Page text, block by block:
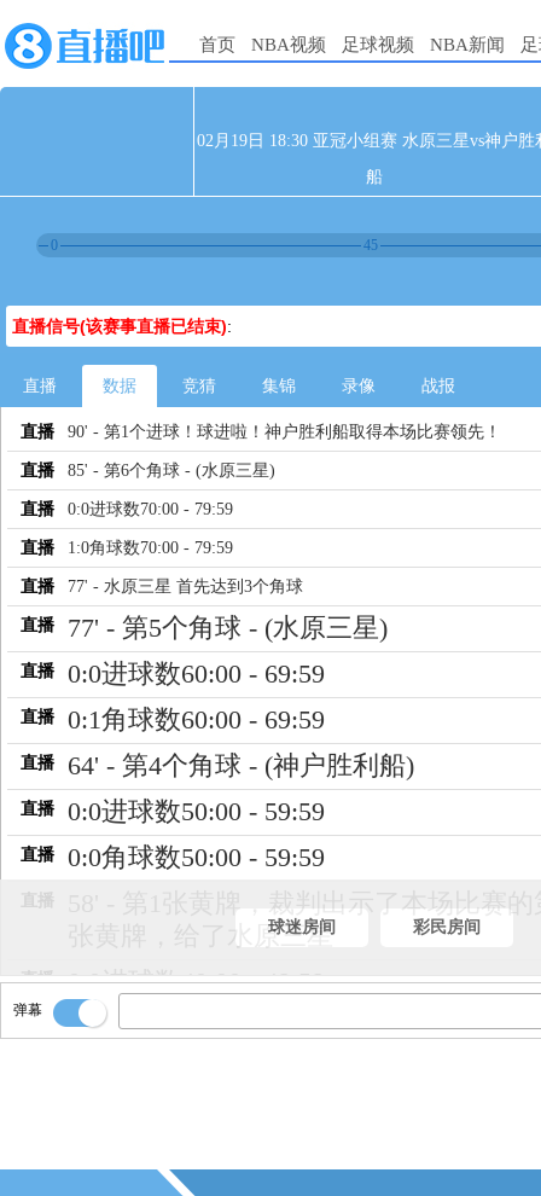
首页 NBA视频 足球视频 NBA新闻
02月19日 18:30 亚冠小组赛 水原三星vs神户胜
船
0 45
直播信号(该赛事直播已结束):
直播 数据 竞猜 集锦 录像 战报
直播 90' - 第1个进球！球进啦！神户胜利船取得本场比赛领先！
直播 85' - 第6个角球 - (水原三星)
直播 0:0进球数70:00 - 79:59
直播 1:0角球数70:00 - 79:59
直播 77' - 水原三星 首先达到3个角球
直播 77' - 第5个角球 - (水原三星)
直播 0:0进球数60:00 - 69:59
直播 0:1角球数60:00 - 69:59
直播 64' - 第4个角球 - (神户胜利船)
直播 0:0进球数50:00 - 59:59
直播 0:0角球数50:00 - 59:59
直播
58' - 第1张黄牌，裁判出示了本场比赛
张黄牌，给了水原三星
直播 0:0进球数40:00 - 49:59
1:0角球数40:00 - 49:59
球迷房间 彩民房间
弹幕